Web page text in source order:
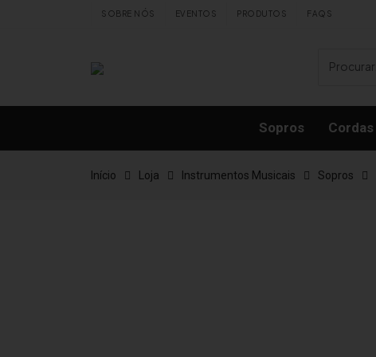
SOBRE NÓS EVENTOS PRODUTOS FAQS
Sopros Cordas
Início Loja Instrumentos Musicais Sopros